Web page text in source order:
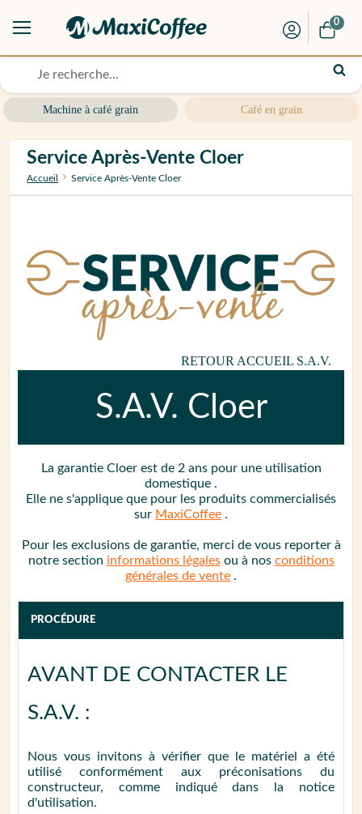
Machine à café grain Café en grain
0
Service Après-Vente Cloer
Accueil Service Après-Vente Cloer
RETOUR ACCUEIL S.A.V.
S.A.V. Cloer
La garantie Cloer est de 2 ans pour une utilisation
domestique .
Elle ne s'applique que pour les produits commercialisés
sur MaxiCoffee .
Pour les exclusions de garantie, merci de vous reporter à
notre section informations légalesou à nos conditions
générales de vente .
PROCÉDURE
AVANT DE CONTACTER LE
S.A.V. :
Nous vous invitons à vérifier que le matériel a été
utilisé conformément aux préconisations du
constructeur, comme indiqué dans la notice
d'utilisation.